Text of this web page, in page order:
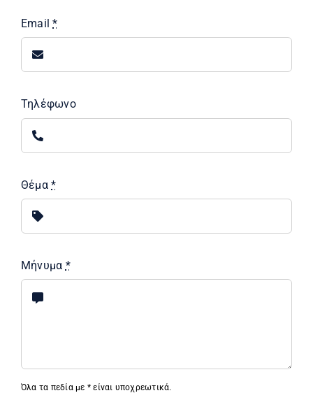
Email*
Τηλέφωνο
Θέμα*
Μήνυμα *
Όλα τα πεδία με * είναι υποχρεωτικά.